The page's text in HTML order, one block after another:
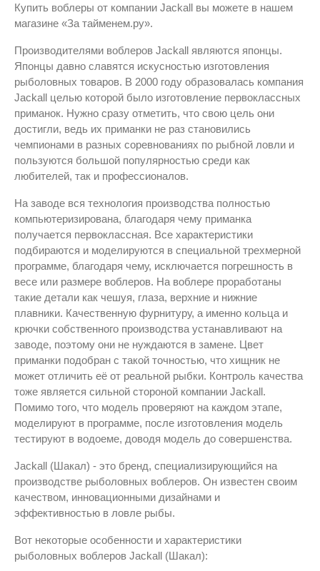
Купить воблеры от компании Jackall вы можете в нашем
магазине «За тайменем.ру».
Производителями воблеров Jackall являются японцы.
Японцы давно славятся искусностью изготовления
рыболовных товаров. В 2000 году образовалась компания
Jackall целью которой было изготовление первоклассных
приманок. Нужно сразу отметить, что свою цель они
достигли, ведь их приманки не раз становились
чемпионами в разных соревнованиях по рыбной ловли и
пользуются большой популярностью среди как
любителей, так и профессионалов.
На заводе вся технология производства полностью
компьютеризирована, благодаря чему приманка
получается первоклассная. Все характеристики
подбираются и моделируются в специальной трехмерной
программе, благодаря чему, исключается погрешность в
весе или размере воблеров. На воблере проработаны
такие детали как чешуя, глаза, верхние и нижние
плавники. Качественную фурнитуру, а именно кольца и
крючки собственного производства устанавливают на
заводе, поэтому они не нуждаются в замене. Цвет
приманки подобран с такой точностью, что хищник не
может отличить её от реальной рыбки. Контроль качества
тоже является сильной стороной компании Jackall.
Помимо того, что модель проверяют на каждом этапе,
моделируют в программе, после изготовления модель
тестируют в водоеме, доводя модель до совершенства.
Jackall (Шакал) - это бренд, специализирующийся на
производстве рыболовных воблеров. Он известен своим
качеством, инновационными дизайнами и
эффективностью в ловле рыбы.
Вот некоторые особенности и характеристики
рыболовных воблеров Jackall (Шакал):